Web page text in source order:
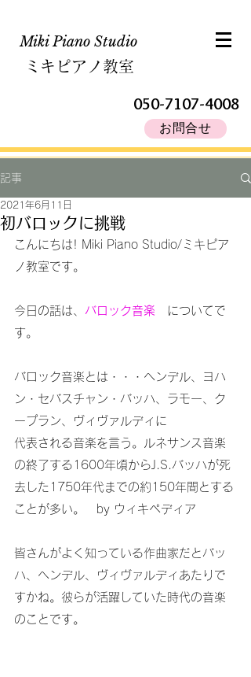
Miki Piano Studio​
ミキピアノ教室
050-7107-4008
お問合せ
記事
初バロックに挑戦
2021年6月11日
こんにちは! Miki Piano Studio/ミキピア
ノ教室です。
今日の話は、 バロック音楽 についてで
す。
バロック音楽とは・・・ヘンデル、ヨハ
ン・セバスチャン・バッハ、ラモー、ク
ープラン、ヴィヴァルディに
代表される音楽を言う。ルネサンス音楽
の終了する1600年頃からJ.S.バッハが死
去した1750年代までの約150年間とする
ことが多い。　by ウィキペディア
皆さんがよく知っている作曲家だとバッ
ハ、ヘンデル、ヴィヴァルディあたりで
すかね。彼らが活躍していた時代の音楽
のことです。